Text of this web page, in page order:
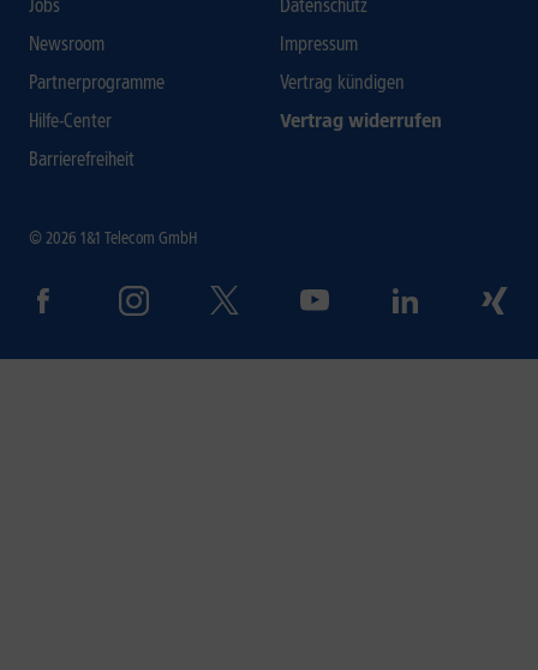
Jobs
Newsroom
Partnerprogramme
Hilfe-Center
Barrierefreiheit
Datenschutz
Impressum
Vertrag kündigen
Vertrag widerrufen
© 2026 1&1 Telecom GmbH